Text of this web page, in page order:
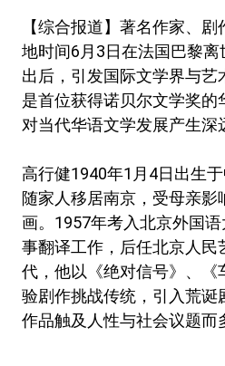
【综合报道】著名作家、
地时间6月3日在法国巴黎
出后，引发国际文学界与艺
是首位获得诺贝尔文学奖
对当代华语文学发展产生深
高行健1940年1月4日出生
随家人移居南京，受母亲影
画。1957年考入北京外国
事翻译工作，后任北京人民
代，他以《绝对信号》、《
验剧作挑战传统，引入荒诞
作品触及人性与社会议题而